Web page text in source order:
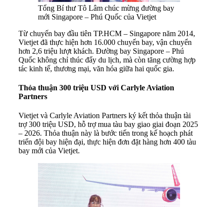
Tổng Bí thư Tô Lâm chúc mừng đường bay
mới Singapore – Phú Quốc của Vietjet
Từ chuyến bay đầu tiên TP.HCM – Singapore năm 2014,
Vietjet đã thực hiện hơn 16.000 chuyến bay, vận chuyển
hơn 2,6 triệu lượt khách. Đường bay Singapore – Phú
Quốc không chỉ thúc đẩy du lịch, mà còn tăng cường hợp
tác kinh tế, thương mại, văn hóa giữa hai quốc gia.
Thỏa thuận 300 triệu USD với Carlyle Aviation
Partners
Vietjet và Carlyle Aviation Partners ký kết thỏa thuận tài
trợ 300 triệu USD, hỗ trợ mua tàu bay giao giai đoạn 2025
– 2026. Thỏa thuận này là bước tiến trong kế hoạch phát
triển đội bay hiện đại, thực hiện đơn đặt hàng hơn 400 tàu
bay mới của Vietjet.